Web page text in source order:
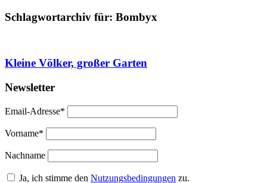
Schlagwortarchiv für: Bombyx
Kleine Völker, großer Garten
Newsletter
Email-Adresse*
Vorname*
Nachname
Ja, ich stimme den Nutzungsbedingungen zu.